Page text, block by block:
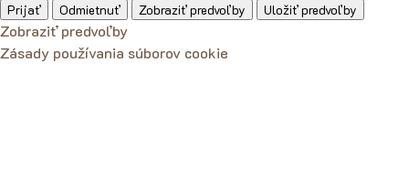
Prijať Odmietnuť Zobraziť predvoľby Uložiť predvoľby
Zobraziť predvoľby
Zásady používania súborov cookie